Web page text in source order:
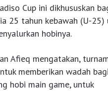
Cup ini dikhususkan
25 tahun kebawah (U-25)
hobinya.
Afieq mengatakan,
memberikan wadah
hobi main game, untuk